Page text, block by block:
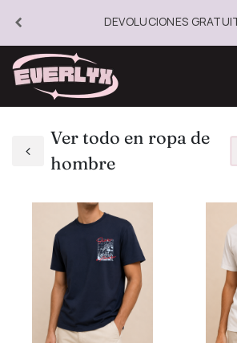
DEVOLUCIONES
Ver todo en ropa de
hombre